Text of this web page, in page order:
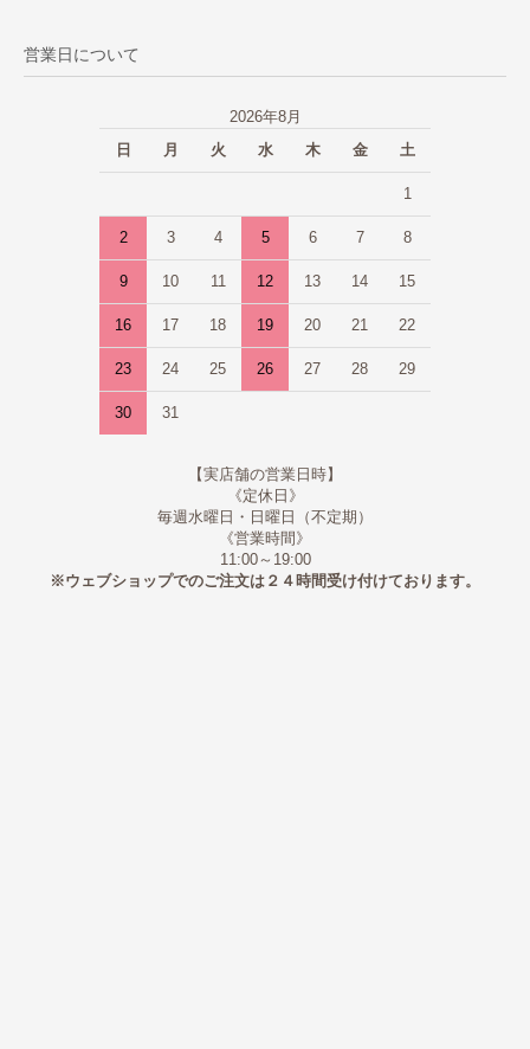
営業日について
2026年8月
日
月 火 水 木 金 土
1
2 3 4 5 6 7 8
9 10 11 12 13 14 15
16 17 18 19 20 21 22
23 24 25 26 27 28 29
30 31
【実店舗の営業日時】
《定休日》
毎週水曜日・日曜日（不定期）
《営業時間》
11:00～19:00
※ウェブショップでのご注文は２４時間受け付けております。